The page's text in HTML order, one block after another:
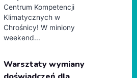
Centrum Kompetencji
Klimatycznych w
Chrośnicy! W miniony
weekend...
Warsztaty wymiany